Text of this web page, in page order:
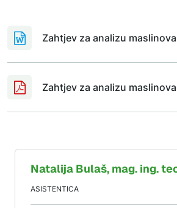
Zahtjev za analizu
Zahtjev za analizu
Natalija Bulaš, mag. ing.
ASISTENTICA